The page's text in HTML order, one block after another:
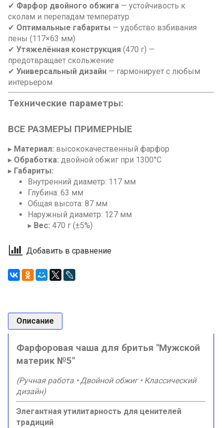
✔ Фарфор двойного обжига — устойчивость к
сколам и перепадам температур
✔ Оптимальные габариты — удобство взбивания
пены (117×63 мм)
✔ Утяжелённая конструкция (470 г) —
предотвращает скольжение
✔ Универсальный дизайн — гармонирует с любым
интерьером
Технические параметры:
ВСЕ РАЗМЕРЫ ПРИМЕРНЫЕ
▸ Материал: высококачественный фарфор
▸ Обработка: двойной обжиг при 1300°C
▸ Габариты:
Внутренний диаметр: 117 мм
Глубина: 63 мм
Общая высота: 87 мм
Наружный диаметр: 127 мм
▸ Вес: 470 г (±5%)
Добавить в сравнение
Описание
Фарфоровая чаша для бритья "Мужской
материк №5"
(Ручная работа • Двойной обжиг • Классический
дизайн)
Элегантная утилитарность для ценителей
традиций